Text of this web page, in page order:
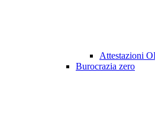
Attestazioni
Burocrazia zero